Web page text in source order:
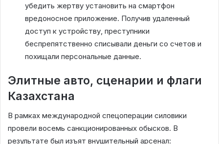
убедить жертву установить на смартфон
вредоносное приложение. Получив удаленный
доступ к устройству, преступники
беспрепятственно списывали деньги со счетов и
похищали персональные данные.
Элитные авто, сценарии и флаги
Казахстана
В рамках международной спецоперации силовики
провели восемь санкционированных обысков. В
результате был изъят внушительный арсенал: